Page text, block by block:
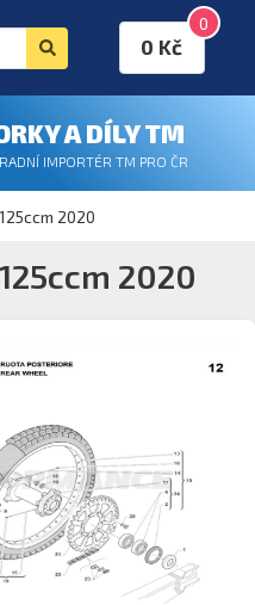
0
0 Kč
A DÍLY TM
IMPORTÉR TM PRO ČR
2020
2020